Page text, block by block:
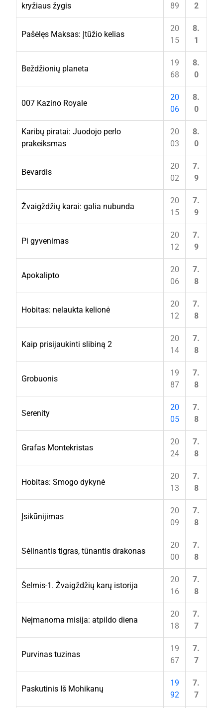
kryžiaus žygis
89
2
Pašėlęs Maksas: Įtūžio kelias
20
15
8.
1
Beždžionių planeta
19
68
8.
0
007 Kazino Royale
20
06
8.
0
Karibų piratai: Juodojo perlo
prakeiksmas
20
03
8.
0
Bevardis
20
02
7.
9
Žvaigždžių karai: galia nubunda
20
15
7.
9
Pi gyvenimas
20
12
7.
9
Apokalipto
20
06
7.
8
Hobitas: nelaukta kelionė
20
12
7.
8
Kaip prisijaukinti slibiną 2
20
14
7.
8
Grobuonis
19
87
7.
8
Serenity
20
05
7.
8
Grafas Montekristas
20
24
7.
8
Hobitas: Smogo dykynė
20
13
7.
8
Įsikūnijimas
20
09
7.
8
Sėlinantis tigras, tūnantis drakonas
20
00
7.
8
Šelmis-1. Žvaigždžių karų istorija
20
16
7.
8
Neįmanoma misija: atpildo diena
20
18
7.
7
Purvinas tuzinas
19
67
7.
7
Paskutinis Iš Mohikanų
19
92
7.
7